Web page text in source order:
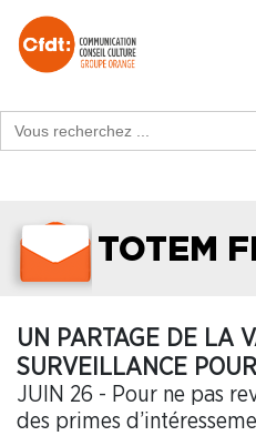
for:
TOTEM
UN PARTAGE DE LA
SURVEILLANCE
JUIN 26 - Pour ne pas
des primes